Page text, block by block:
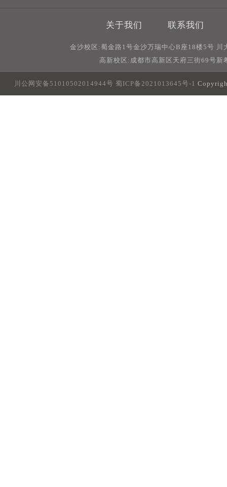
关于我们 联系我们
金沙校区:蜀金路1号金沙万瑞中心B座18楼5号
高新校区:成都市高新区天府三街69号
川公网安备51010502014944号 蜀ICP备2021013645号-1